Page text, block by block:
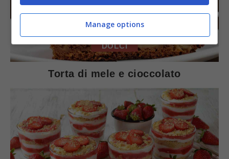
DOLCI
Torta di mele e cioccolato
Manage options